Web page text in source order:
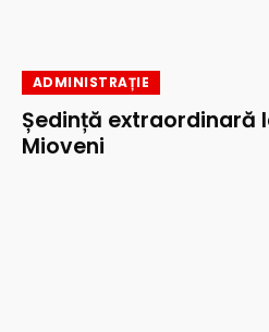
ADMINISTRAȚIE
Ședință extraordinară
Mioveni